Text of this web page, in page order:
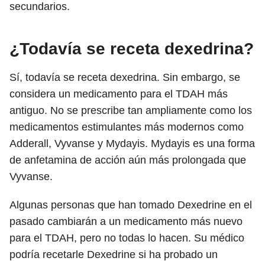
secundarios.
¿Todavía se receta dexedrina?
Sí, todavía se receta dexedrina. Sin embargo, se
considera un medicamento para el TDAH más
antiguo. No se prescribe tan ampliamente como los
medicamentos estimulantes más modernos como
Adderall, Vyvanse y Mydayis. Mydayis es una forma
de anfetamina de acción aún más prolongada que
Vyvanse.
Algunas personas que han tomado Dexedrine en el
pasado cambiarán a un medicamento más nuevo
para el TDAH, pero no todas lo hacen. Su médico
podría recetarle Dexedrine si ha probado un